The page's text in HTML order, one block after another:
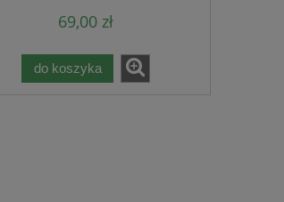
69,00 zł
do koszyka